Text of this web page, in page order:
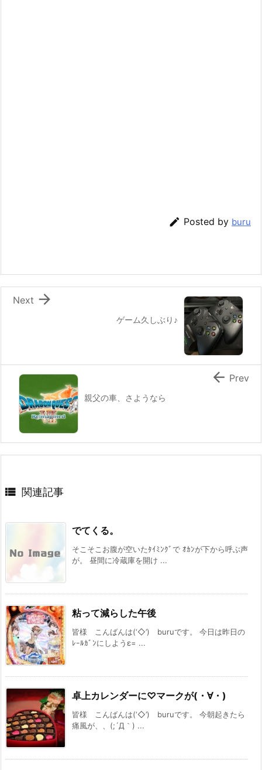
 Posted by buru
ゲーム久しぶり♪

Next
親父の車、さようなら
 Prev
 関連記事
でてくる。
そこそこお腹が空いたﾀｲﾐﾝｸﾞで ｵｶﾝが下から呼ぶ声
が。 昼間に冷蔵庫を開け ...
粘って減らした午後
皆様 こんばんは(‘◇’)ゞburuです。 今日は昨日の
ﾚｰﾙｶﾞﾝにしようε= ...
卓上カレンダーに♡マークが(・∀・)
皆様 こんばんは(‘◇’)ゞburuです。 今朝起きたら
痛風が、、(;´Д｀) ...